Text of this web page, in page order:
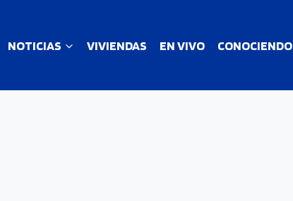
NOTICIAS VIVIENDAS EN VIVO CONOCIENDO